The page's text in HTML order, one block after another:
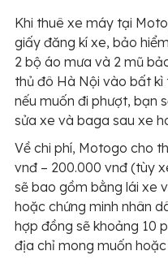
Khi thuê xe máy tại
giấy đăng kí xe, bảo
2 bộ áo mưa và 2 mũ
thủ đô Hà Nội vào bất
nếu muốn đi phượt, bạn
sửa xe và baga sau xe
Về chi phí, Motogo cho
vnđ – 200.000 vnđ (tùy
sẽ bao gồm bằng lái xe
hoặc chứng minh nhân
hợp đồng sẽ khoảng 10
địa chỉ mong muốn